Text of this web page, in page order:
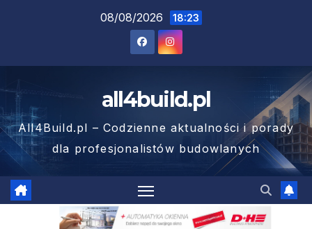
08/08/2026 18:23
all4build.pl
All4Build.pl – Codzienne aktualności i porady
dla profesjonalistów budowlanych